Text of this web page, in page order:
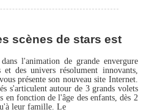
scènes de stars est
l'animation de grande envergure
des univers résolument innovants,
présente son nouveau site Internet.
s'articulent autour de 3 grands volets
en fonction de l'âge des enfants, dès 2
leur famille. Le